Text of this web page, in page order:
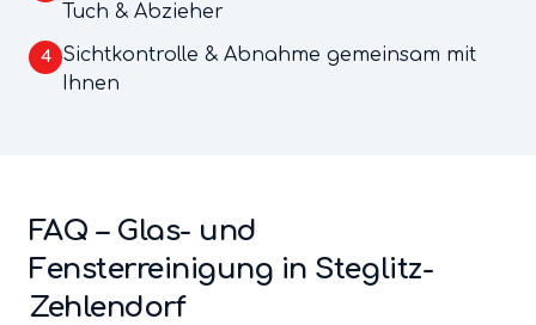
Tuch & Abzieher
4
Sichtkontrolle & Abnahme gemeinsam mit
Ihnen
FAQ – Glas- und
Fensterreinigung in Steglitz-
Zehlendorf